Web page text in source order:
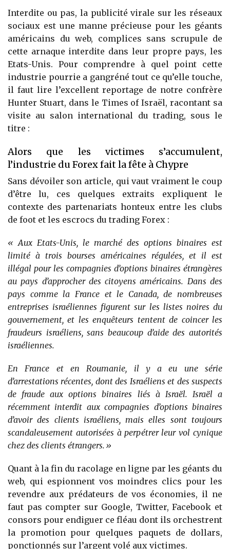
Interdite ou pas, la publicité virale sur les réseaux
sociaux est une manne précieuse pour les géants
américains du web, complices sans scrupule de
cette arnaque interdite dans leur propre pays, les
Etats-Unis. Pour comprendre à quel point cette
industrie pourrie a gangréné tout ce qu’elle touche,
il faut lire l’excellent reportage de notre confrère
Hunter Stuart, dans le Times of Israël, racontant sa
visite au salon international du trading, sous le
titre :
Alors que les victimes s’accumulent,
l’industrie du Forex fait la fête à Chypre
Sans dévoiler son article, qui vaut vraiment le coup
d’être lu, ces quelques extraits expliquent le
contexte des partenariats honteux entre les clubs
de foot et les escrocs du trading Forex :
« Aux Etats-Unis, le marché des options binaires est
limité à trois bourses américaines régulées, et il est
illégal pour les compagnies d’options binaires étrangères
au pays d’approcher des citoyens américains. Dans des
pays comme la France et le Canada, de nombreuses
entreprises israéliennes figurent sur les listes noires du
gouvernement, et les enquêteurs tentent de coincer les
fraudeurs israéliens, sans beaucoup d’aide des autorités
israéliennes.
En France et en Roumanie, il y a eu une série
d’arrestations récentes, dont des Israéliens et des suspects
de fraude aux options binaires liés à Israël. Israël a
récemment interdit aux compagnies d’options binaires
d’avoir des clients israéliens, mais elles sont toujours
scandaleusement autorisées à perpétrer leur vol cynique
chez des clients étrangers.»
Quant à la fin du racolage en ligne par les géants du
web, qui espionnent vos moindres clics pour les
revendre aux prédateurs de vos économies, il ne
faut pas compter sur Google, Twitter, Facebook et
consors pour endiguer ce fléau dont ils orchestrent
la promotion pour quelques paquets de dollars,
ponctionnés sur l’argent volé aux victimes.